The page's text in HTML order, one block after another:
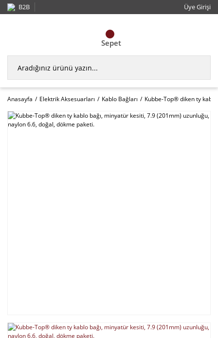
B2B Üye Girişi
Sepet
Anasayfa Elektrik Aksesuarları Kablo Bağları Kubbe-Top® diken ty